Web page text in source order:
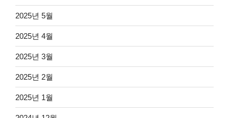
2025년 5월
2025년 4월
2025년 3월
2025년 2월
2025년 1월